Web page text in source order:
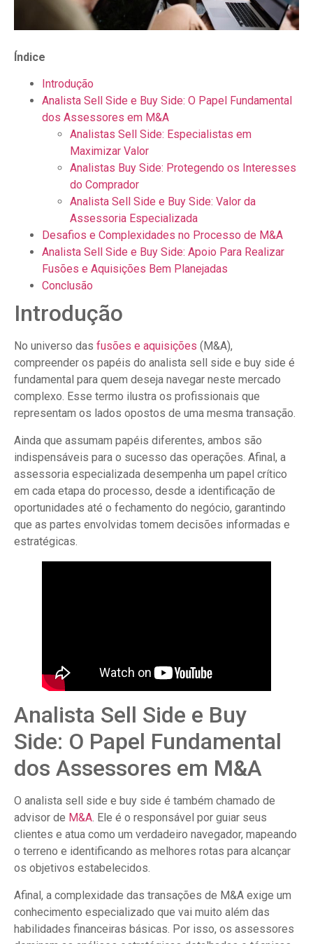
Índice
Introdução
Analista Sell Side e Buy Side: O Papel Fundamental
dos Assessores em M&A
Analistas Sell Side: Especialistas em
Maximizar Valor
Analistas Buy Side: Protegendo os Interesses
do Comprador
Analista Sell Side e Buy Side: Valor da
Assessoria Especializada
Desafios e Complexidades no Processo de M&A
Analista Sell Side e Buy Side: Apoio Para Realizar
Fusões e Aquisições Bem Planejadas
Conclusão
Introdução
No universo das fusões e aquisições (M&A),
compreender os papéis do analista sell side e buy side é
fundamental para quem deseja navegar neste mercado
complexo. Esse termo ilustra os profissionais que
representam os lados opostos de uma mesma transação.
Ainda que assumam papéis diferentes, ambos são
indispensáveis para o sucesso das operações. Afinal, a
assessoria especializada desempenha um papel crítico
em cada etapa do processo, desde a identificação de
oportunidades até o fechamento do negócio, garantindo
que as partes envolvidas tomem decisões informadas e
estratégicas.
Analista Sell Side e Buy
Side: O Papel Fundamental
dos Assessores em M&A
O analista sell side e buy side é também chamado de
advisor de M&A. Ele é o responsável por guiar seus
clientes e atua como um verdadeiro navegador, mapeando
o terreno e identificando as melhores rotas para alcançar
os objetivos estabelecidos.
Afinal, a complexidade das transações de M&A exige um
conhecimento especializado que vai muito além das
habilidades financeiras básicas. Por isso, os assessores